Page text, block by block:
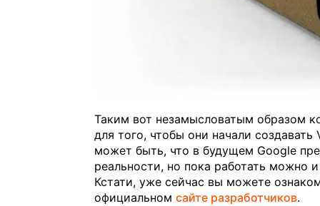
Таким вот незамысловатым образом
для того, чтобы они начали
может быть, что в будущем Google
реальности, но пока работать можно
Кстати, уже сейчас вы можете
официальном сайте разработчиков.